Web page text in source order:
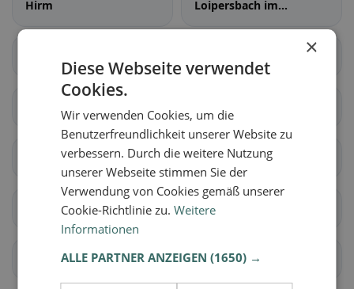
Hirm
Loipersbach im
Pöttelsdorf
Pöttsching
Rohrbach bei
Mattersburg
Bad Sauerbrunn Schattendorf
Sieggraben Sigleß
×
Diese Webseite verwendet
Cookies.
Wir verwenden Cookies, um die
Benutzerfreundlichkeit unserer Website zu
verbessern. Durch die weitere Nutzung
unserer Webseite stimmen Sie der
Verwendung von Cookies gemäß unserer
Cookie-Richtlinie zu.Weitere
Informationen
ALLE PARTNER ANZEIGEN(1650) →